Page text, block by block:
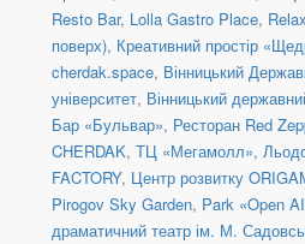
Resto Bar, Lolla Gastro Place,
поверх), Креативний простір
cherdak.space, Вінницький
університет, Вінницький
Бар «Бульвар», Ресторан Red
CHERDAK, ТЦ «Мегамолл»,
FACTORY, Центр розвитку
Pirogov Sky Garden, Park «Open
драматичний театр ім. М.